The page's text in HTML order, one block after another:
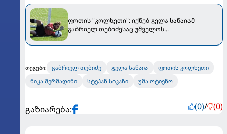
ფოთის "კოლხეთი": იქნებ გელა სანაიამ
გაბრიელ თებიძესაც უშველოს...
თეგები: გაბრიელ თებიძე გელა სანაია
ფოთის კოლხეთი
ნიკა შერმადინი
სტეპან სიკაჩი უმა ოტიენო
გაზიარება: (0)/ (0)